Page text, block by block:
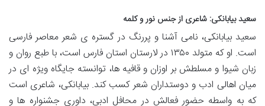
سعید بیابانکی: شاعری از جنس نور و کلمه
سعید بیابانکی، نامی آشنا و پررنگ در گستره ی شعر معاصر فارسی
است. او که متولد ۱۳۵۰ در لارستان استان فارس است، با طبع روان و
زبان شیوا و مسلطش بر اوزان و قافیه ها، توانسته جایگاه ویژه ای در
میان اهالی ادب و دوستداران شعر کسب کند. بیابانکی، شاعری است
که به واسطه حضور فعالش در محافل ادبی، داوری جشنواره ها و